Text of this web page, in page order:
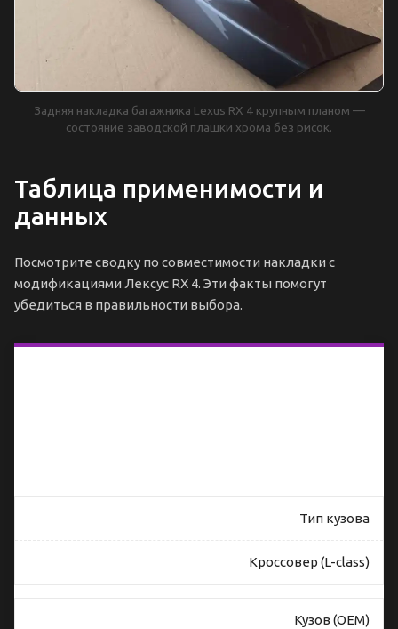
Задняя накладка багажника Lexus RX 4 крупным планом —
состояние заводской плашки хрома без рисок.
Таблица применимости и
данных
Посмотрите сводку по совместимости накладки с
модификациями Лексус RX 4. Эти факты помогут
убедиться в правильности выбора.
Тип кузова
Кроссовер (L-class)
Кузов (OEM)